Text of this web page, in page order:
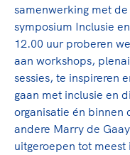
Sportonderzoek
Sportakkoord II
Game Changer
TeamNL kids
Olympische
Veilige en integere
Diversiteit en inclusie
Gezonde
Duurzaamheid
Bekwaam
Vitale clubs en
TeamNL Academie
Kennisaanbod
TeamNL Sport
Olympische Spelen
Paralympische
samenwerking met
symposium Inclusie
12.00 uur proberen
aan workshops,
sessies, te inspireren
gaan met inclusie en
organisatie én binnen
andere Marry de
uitgeroepen tot